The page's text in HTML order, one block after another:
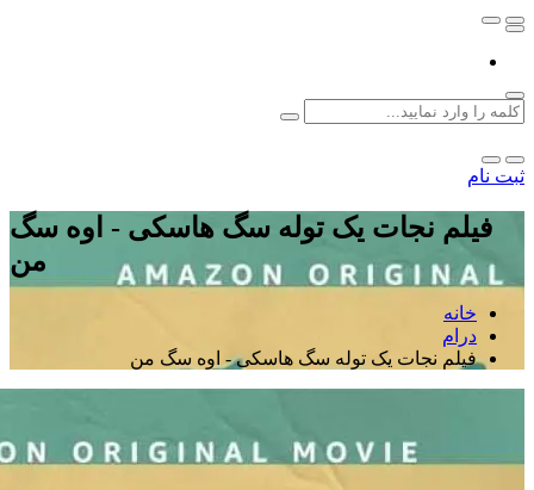
ثبت نام
فیلم نجات یک توله سگ هاسکی - اوه سگ
من
خانه
درام
فیلم نجات یک توله سگ هاسکی - اوه سگ من